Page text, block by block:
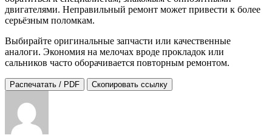
двигателями. Неправильный ремонт может привести к более
серьёзным поломкам.
Выбирайте оригинальные запчасти или качественные
аналоги. Экономия на мелочах вроде прокладок или
сальников часто оборачивается повторным ремонтом.
Распечатать / PDF Скопировать ссылку